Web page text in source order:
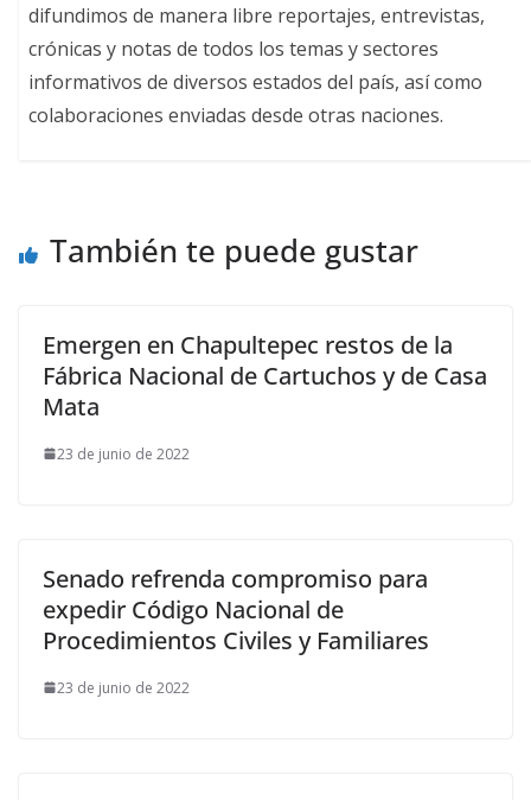
difundimos de manera libre reportajes, entrevistas,
crónicas y notas de todos los temas y sectores
informativos de diversos estados del país, así como
colaboraciones enviadas desde otras naciones.
También te puede gustar
Emergen en Chapultepec restos de la
Fábrica Nacional de Cartuchos y de Casa
Mata
23 de junio de 2022
Senado refrenda compromiso para
expedir Código Nacional de
Procedimientos Civiles y Familiares
23 de junio de 2022